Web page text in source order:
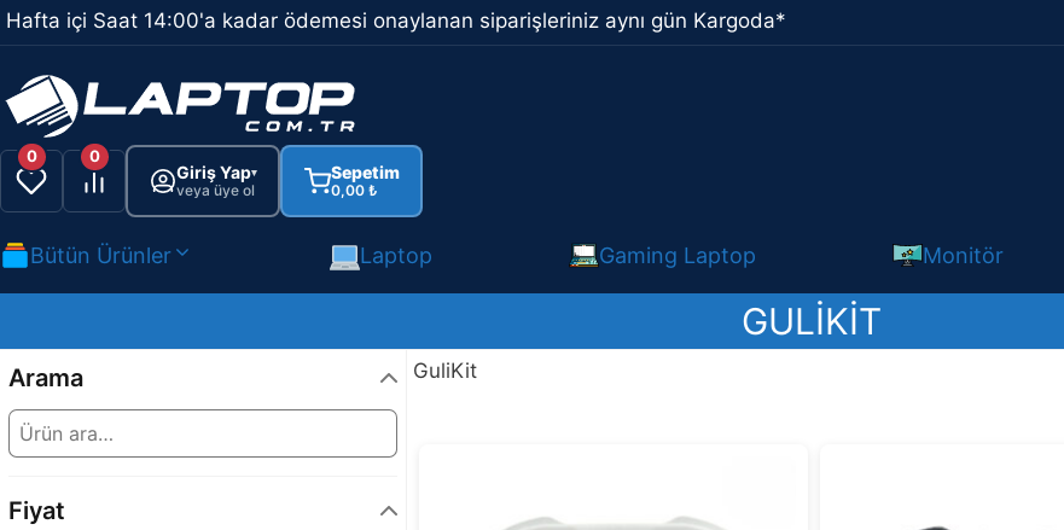
İçeriğe
atla
Hafta içi Saat 14:00'a kadar ödemesi onaylanan siparişleriniz aynı gün Kargoda*
0 0
Giriş Yap▾
veya üye ol
Sepetim
0,00 ₺
Bütün Ürünler Laptop Gaming Laptop Monitör
GULIKIT
GuliKit
Arama
Fiyat